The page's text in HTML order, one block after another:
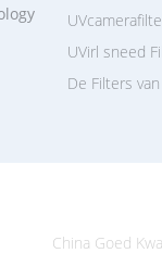
De Filters
UVirl sneed
China Goed